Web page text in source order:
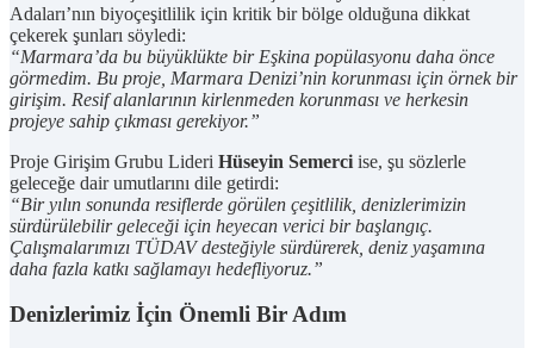
Adaları’nın biyoçeşitlilik için kritik bir bölge olduğuna dikkat
çekerek şunları söyledi:
“Marmara’da bu büyüklükte bir Eşkina popülasyonu daha önce
görmedim. Bu proje, Marmara Denizi’nin korunması için örnek bir
girişim. Resif alanlarının kirlenmeden korunması ve herkesin
projeye sahip çıkması gerekiyor.”
Proje Girişim Grubu Lideri Hüseyin Semerci ise, şu sözlerle
geleceğe dair umutlarını dile getirdi:
“Bir yılın sonunda resiflerde görülen çeşitlilik, denizlerimizin
sürdürülebilir geleceği için heyecan verici bir başlangıç.
Çalışmalarımızı TÜDAV desteğiyle sürdürerek, deniz yaşamına
daha fazla katkı sağlamayı hedefliyoruz.”
Denizlerimiz İçin Önemli Bir Adım